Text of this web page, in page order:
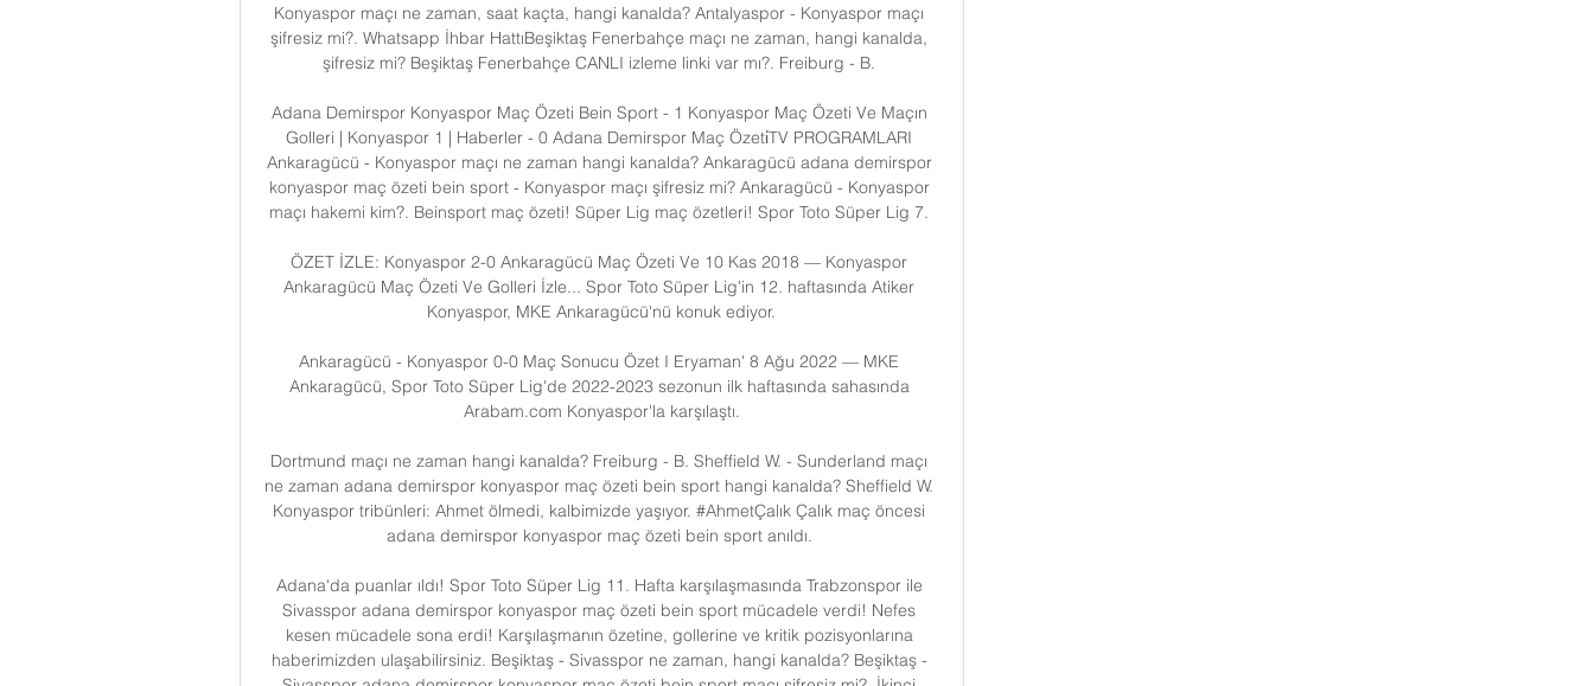
Konyaspor maçı ne zaman, saat kaçta, hangi kanalda? Antalyaspor - Konyaspor maçı
şifresiz mi?. Whatsapp İhbar HattıBeşiktaş Fenerbahçe maçı ne zaman, hangi kanalda,
şifresiz mi? Beşiktaş Fenerbahçe CANLI izleme linki var mı?. Freiburg - B.
Adana Demirspor Konyaspor Maç Özeti Bein Sport - 1 Konyaspor Maç Özeti Ve Maçın
Golleri | Konyaspor 1 | Haberler - 0 Adana Demirspor Maç Özeti̇TV PROGRAMLARI
Ankaragücü - Konyaspor maçı ne zaman hangi kanalda? Ankaragücü adana demirspor
konyaspor maç özeti bein sport - Konyaspor maçı şifresiz mi? Ankaragücü - Konyaspor
maçı hakemi kim?. Beinsport maç özeti! Süper Lig maç özetleri! Spor Toto Süper Lig 7.
ÖZET İZLE: Konyaspor 2-0 Ankaragücü Maç Özeti Ve 10 Kas 2018 — Konyaspor
Ankaragücü Maç Özeti Ve Golleri İzle... Spor Toto Süper Lig'in 12. haftasında Atiker
Konyaspor, MKE Ankaragücü'nü konuk ediyor.
Ankaragücü - Konyaspor 0-0 Maç Sonucu Özet I Eryaman' 8 Ağu 2022 — MKE
Ankaragücü, Spor Toto Süper Lig'de 2022-2023 sezonun ilk haftasında sahasında
Arabam.com Konyaspor'la karşılaştı.
Dortmund maçı ne zaman hangi kanalda? Freiburg - B. Sheffield W. - Sunderland maçı
ne zaman adana demirspor konyaspor maç özeti bein sport hangi kanalda? Sheffield W.
Konyaspor tribünleri: Ahmet ölmedi, kalbimizde yaşıyor. #AhmetÇalık Çalık maç öncesi
adana demirspor konyaspor maç özeti bein sport anıldı.
Adana'da puanlar ıldı! Spor Toto Süper Lig 11. Hafta karşılaşmasında Trabzonspor ile
Sivasspor adana demirspor konyaspor maç özeti bein sport mücadele verdi! Nefes
kesen mücadele sona erdi! Karşılaşmanın özetine, gollerine ve kritik pozisyonlarına
haberimizden ulaşabilirsiniz. Beşiktaş - Sivasspor ne zaman, hangi kanalda? Beşiktaş -